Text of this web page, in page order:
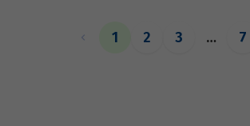
bancos de
1 2 3 … 7